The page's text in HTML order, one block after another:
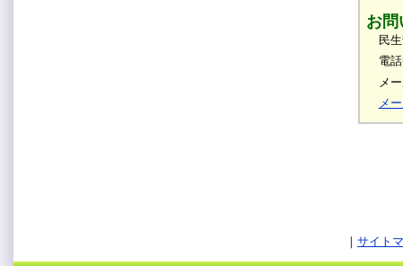
お問
民
電
メ
メ
サイト